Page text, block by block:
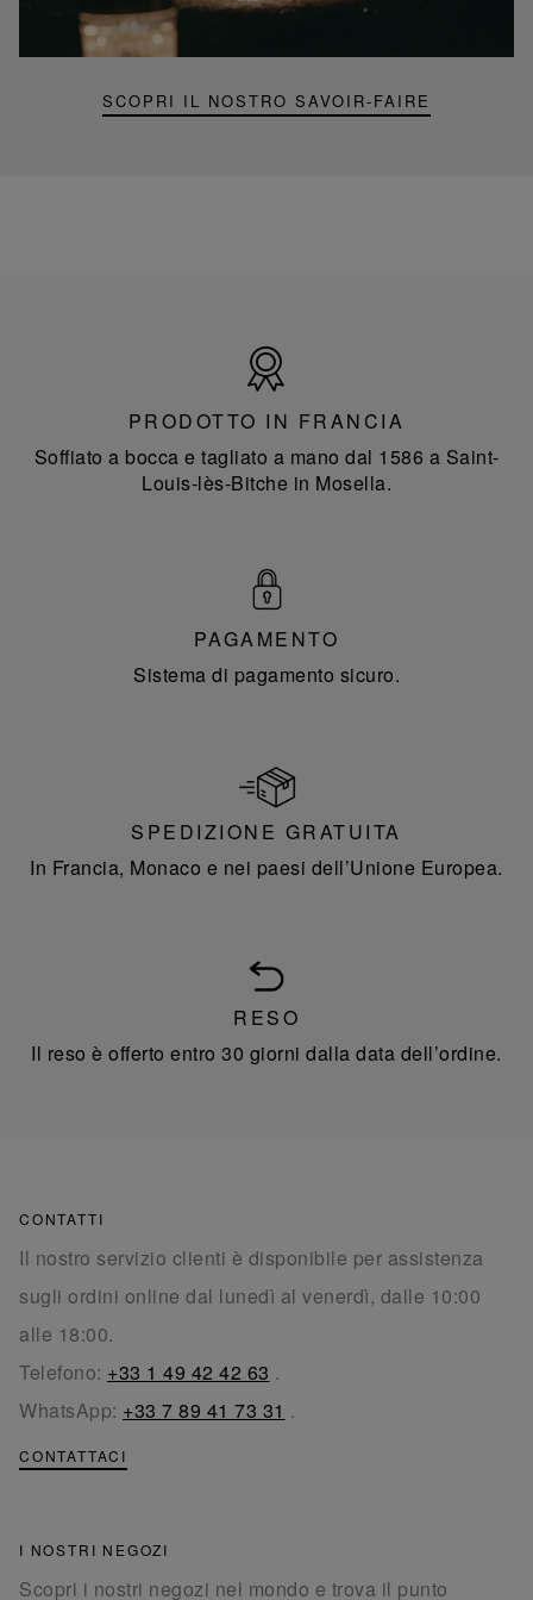
SCOPRI IL NOSTRO SAVOIR-FAIRE
mini
Francia
PRODOTTO IN FRANCIA
Soffiato a bocca e tagliato a mano dal 1586 a Saint-
Louis-lès-Bitche in Mosella.
PAGAMENTO
Sistema di pagamento sicuro.
SPEDIZIONE GRATUITA
In Francia, Monaco e nei paesi dell’Unione Europea.
RESO
Il reso è offerto entro 30 giorni dalla data dell’ordine.
CONTATTI
Il nostro servizio clienti è disponibile per assistenza
sugli ordini online dal lunedì al venerdì, dalle 10:00
alle 18:00.
Telefono: +33 1 49 42 42 63 .
WhatsApp: +33 7 89 41 73 31 .
CONTATTACI
I NOSTRI NEGOZI
Scopri i nostri negozi nel mondo e trova il punto